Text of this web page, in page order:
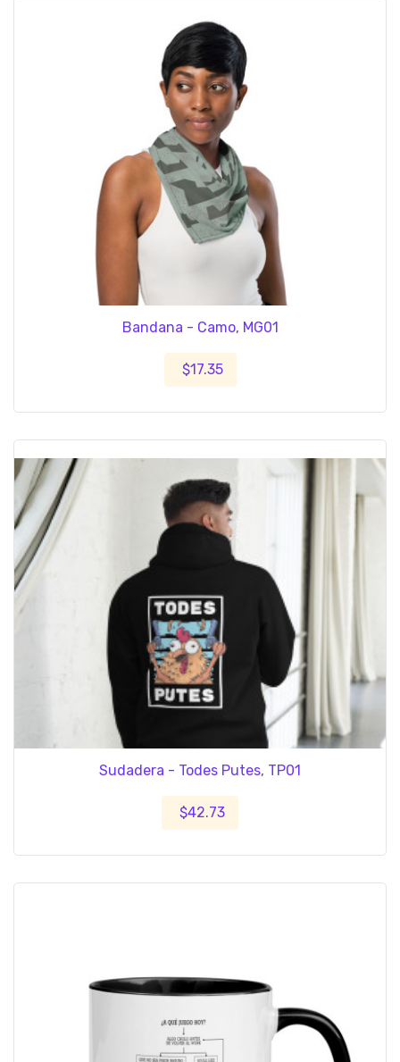
Bandana - Camo, MG01
$17.35
Sudadera - Todes Putes, TP01
$42.73